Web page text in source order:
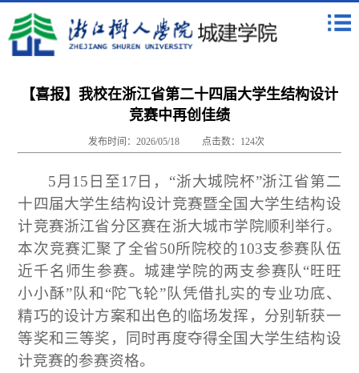
【喜报】我校在浙江省第二十四届大学生结构设计
竞赛中再创佳绩
发布时间：2026/05/18 点击数： 124次
5月15日至1 7日，“浙大城院杯”浙江省第二
十四届大学生结构设计竞赛暨全国大学生结构设
计竞赛浙江省分区赛在浙大城市学院顺利举行。
本次竞赛汇聚了全省50所院校的103支参赛队伍
近千名师生参赛。城建学院的两支参赛队“旺旺
小小酥”队和“陀飞轮”队凭借扎实的专业功底、
精巧的设计方案和出色的临场发挥，分别斩获一
等奖和三等奖，同时再度夺得全国大学生结构设
计竞赛的参赛资格。